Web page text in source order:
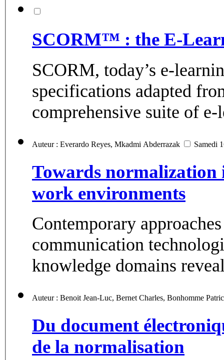
SCORM™ : the E-
SCORM, today’s e-
specifications adapted
comprehensive suite of e-
Auteur : Everardo Reyes, Mkadmi Abderrazak Samedi
Towards
work environments
Contemporary
communication
knowledge domains
Du document
de la normalisation